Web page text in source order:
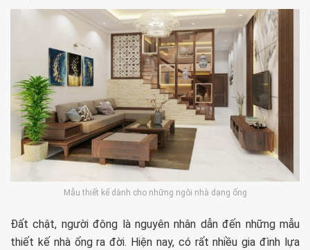
Mẫu thiết kế dành cho những ngôi nhà dạng ống
Đất chật, người đông là nguyên nhân dẫn đến những mẫu
thiết kế nhà ống ra đời. Hiện nay, có rất nhiều gia đình lựa